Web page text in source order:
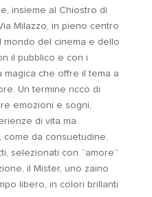
insieme al Chiostro di
Milazzo, in pieno centro
del cinema e dello
il pubblico e con i
magica che offre il tema a
Un termine ricco di
emozioni e sogni,
di vita ma
come da consuetudine,
selezionati con “amore”
il Mister, uno zaino
libero, in colori brillanti